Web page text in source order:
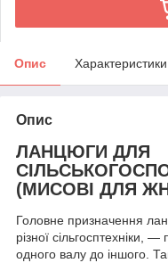
Опис Характеристики
Опис
ЛАНЦЮГИ ДЛЯ
(МИСОВІ ДЛЯ
Головне призначення
різної сільгосптехніки,
одного валу до іншого.